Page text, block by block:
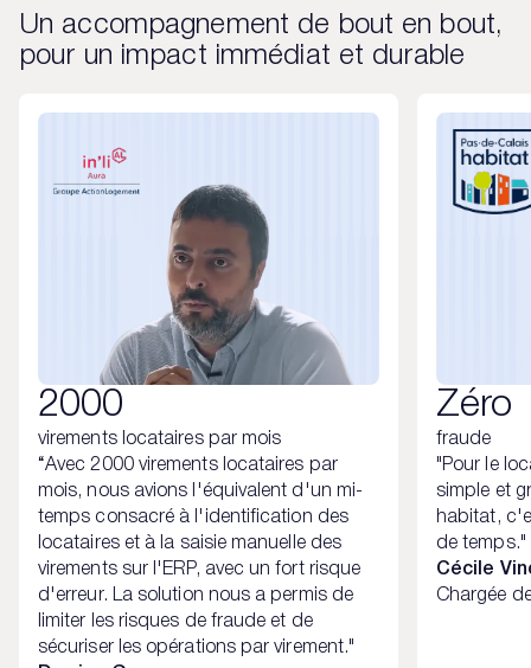
Un accompagnement de bout en bout,
pour un impact immédiat et durable
2000
virements locataires par mois
“Avec 2000 virements locataires par
mois, nous avions l'équivalent d'un mi-
temps consacré à l'identification des
locataires et à la saisie manuelle des
virements sur l'ERP, avec un fort risque
d'erreur. La solution nous a permis de
limiter les risques de fraude et de
sécuriser les opérations par virement."
Zéro
fraude
"Pour le
simple et
habitat,
de temps."
Cécile
Chargée